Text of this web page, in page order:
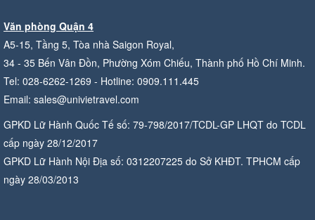
Văn phòng Quận 4
A5-15, Tầng 5, Tòa nhà Saigon Royal,
34 - 35 Bến Vân Đồn, Phường Xóm Chiếu, Thành phố Hồ Chí Minh.
Tel: 028-6262-1269 - Hotline: 0909.111.445
Email: sales@univietravel.com
GPKD Lữ Hành Quốc Tế số: 79-798/2017/TCDL-GP LHQT do TCDL
cấp ngày 28/12/2017
GPKD Lữ Hành Nội Địa số: 0312207225 do Sở KHĐT. TPHCM cấp
ngày 28/03/2013